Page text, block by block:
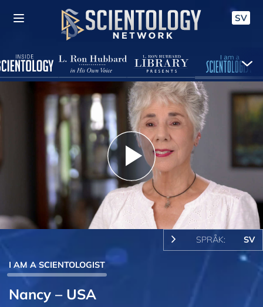
SV
Play
Video
SPRÅK: SV
I AM A SCIENTOLOGIST
Nancy – USA